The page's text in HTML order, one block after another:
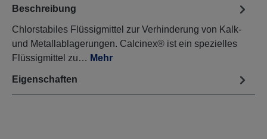
Beschreibung
Chlorstabiles Flüssigmittel zur Verhinderung von Kalk-
und Metallablagerungen. Calcinex® ist ein spezielles
Flüssigmittel zu… Mehr
Eigenschaften